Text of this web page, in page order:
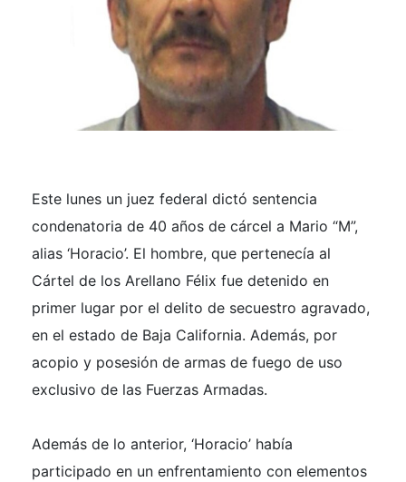
Este lunes un juez federal dictó sentencia
condenatoria de 40 años de cárcel a Mario “M”,
alias ‘Horacio’. El hombre, que pertenecía al
Cártel de los Arellano Félix fue detenido en
primer lugar por el delito de secuestro agravado,
en el estado de Baja California. Además, por
acopio y posesión de armas de fuego de uso
exclusivo de las Fuerzas Armadas.
Además de lo anterior, ‘Horacio’ había
participado en un enfrentamiento con elementos